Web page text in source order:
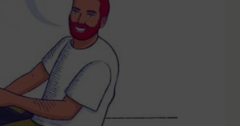
Agoraphobie : comprendre
la peur de sortir et des
espaces ouverts
4 min. de lecture